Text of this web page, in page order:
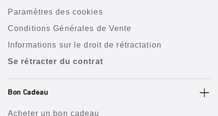
Paramètres des cookies
Conditions Générales de Vente
Informations sur le droit de rétractation
Se rétracter du contrat
Bon Cadeau
Acheter un bon cadeau